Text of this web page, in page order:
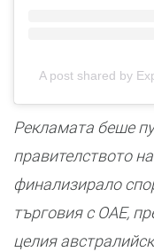
A post shared by
Рекламата беше
правителството
финализирало
търговия с ОАЕ,
целия